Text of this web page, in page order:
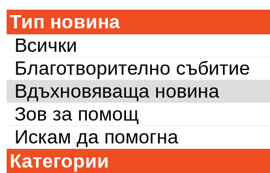
Тип новина
Всички
Благотворително събитие
Вдъхновяваща новина
Зов за помощ
Искам да помогна
Категории